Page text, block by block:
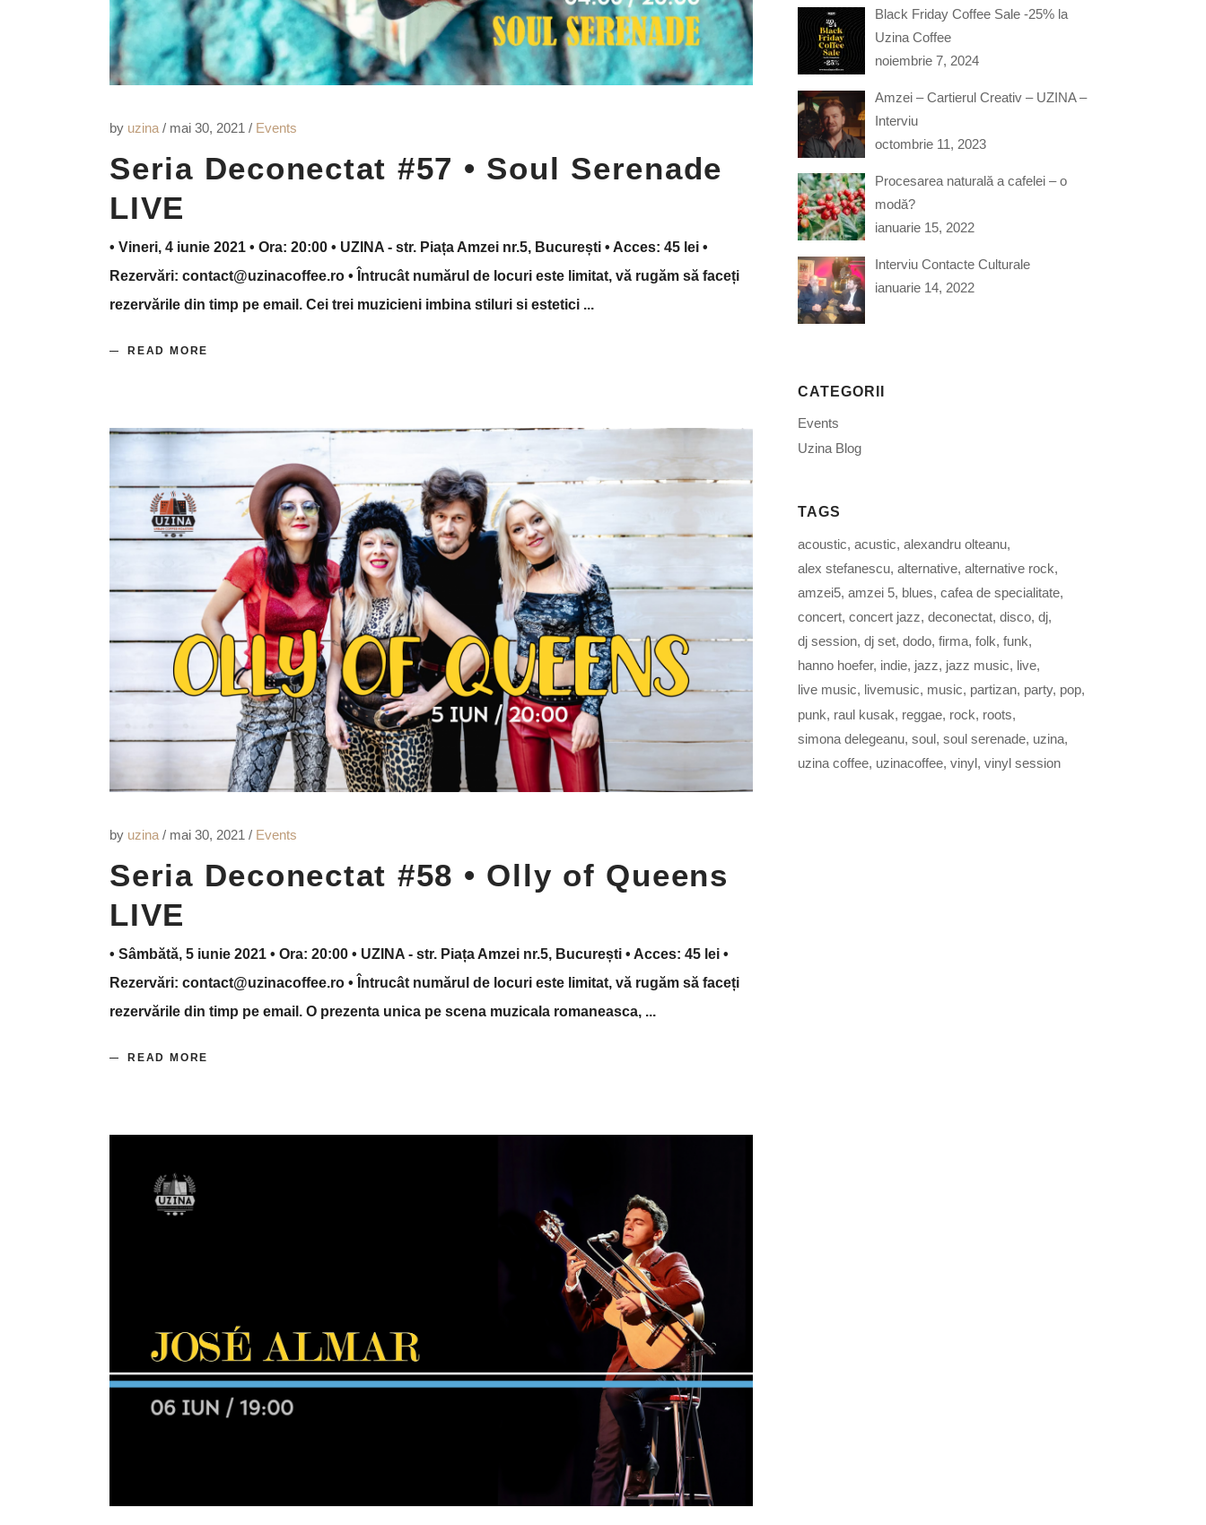
by uzina mai 30, 2021 Events
Seria Deconectat #57 • Soul Serenade
LIVE
• Vineri, 4 iunie 2021 • Ora: 20:00 • UZINA - str. Piața Amzei nr.5, București • Acces: 45 lei •
Rezervări: contact@uzinacoffee.ro • Întrucât numărul de locuri este limitat, vă rugăm să faceți
rezervările din timp pe email. Cei trei muzicieni imbina stiluri si estetici
READ MORE
by uzina mai 30, 2021 Events
Seria Deconectat #58 • Olly of Queens
LIVE
• Sâmbătă, 5 iunie 2021 • Ora: 20:00 • UZINA - str. Piața Amzei nr.5, București • Acces: 45 lei •
Rezervări: contact@uzinacoffee.ro • Întrucât numărul de locuri este limitat, vă rugăm să faceți
rezervările din timp pe email. O prezenta unica pe scena muzicala romaneasca,
READ MORE
Black Friday Coffee Sale -25% la
Uzina Coffee
noiembrie 7, 2024
Amzei – Cartierul Creativ – UZINA –
Interviu
octombrie 11, 2023
Procesarea naturală a cafelei – o
modă?
ianuarie 15, 2022
Interviu Contacte Culturale
ianuarie 14, 2022
CATEGORII
Events
Uzina Blog
TAGS
acoustic acustic alexandru olteanu
alex stefanescu alternative alternative rock
amzei5 amzei 5 blues cafea de specialitate
concert concert jazz deconectat disco dj
dj session dj set dodo firma folk funk
hanno hoefer indie jazz jazz music live
live music
livemusic music partizan party pop
punk raul kusak reggae rock roots
simona delegeanu soul soul serenade uzina
uzina coffee uzinacoffee vinyl vinyl session